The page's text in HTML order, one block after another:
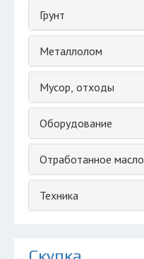
Грунт
Металлолом
Мусор, отходы
Оборудование
Отработанное масло
Техника